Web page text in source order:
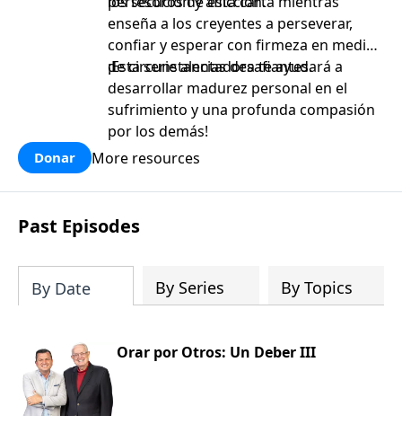
enseña a los creyentes a perseverar,
confiar y esperar con firmeza en medio
de circunstancias desafiantes.
¡Esta serie alentadora te ayudará a
desarrollar madurez personal en el
sufrimiento y una profunda compasión
por los demás!
Donar More resources
Past Episodes
By Date By Series By Topics
Orar por Otros: Un Deber III